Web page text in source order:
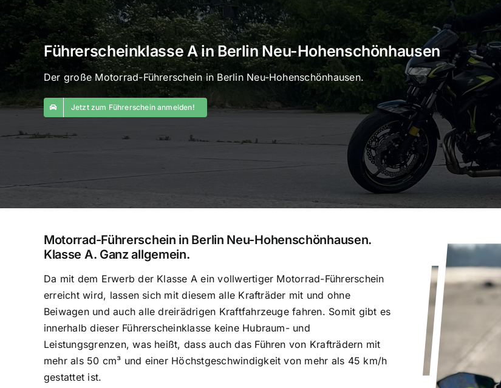
Führerscheinklasse A in Berlin Neu-Hohenschönhausen
Der große Motorrad-Führerschein in Berlin Neu-Hohenschönhausen.
Jetzt zum Führerschein anmelden!
Motorrad-Führerschein in Berlin Neu-Hohenschönhausen.
Klasse A. Ganz allgemein.
Da mit dem Erwerb der Klasse A ein vollwertiger Motorrad-Führerschein
erreicht wird, lassen sich mit diesem alle Krafträder mit und ohne
Beiwagen und auch alle dreirädrigen Kraftfahrzeuge fahren. Somit gibt es
innerhalb dieser Führerscheinklasse keine Hubraum- und
Leistungsgrenzen, was heißt, dass auch das Führen von Krafträdern mit
mehr als 50 cm³ und einer Höchstgeschwindigkeit von mehr als 45 km/h
gestattet ist.